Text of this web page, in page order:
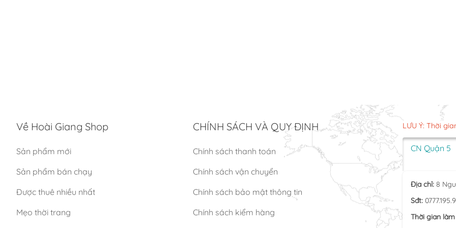
Về Hoài Giang Shop
Sản phẩm mới
Sản phẩm bán chạy
Được thuê nhiều nhất
Mẹo thời trang
CHÍNH SÁCH VÀ QUY ĐỊNH
Chính sách thanh toán
Chính sách vận chuyển
Chính sách bảo mật thông tin
Chính sách kiểm hàng
LƯU Ý: Thời
CN Quận 5
Địa chỉ: 8
Sđt:
Thời gian